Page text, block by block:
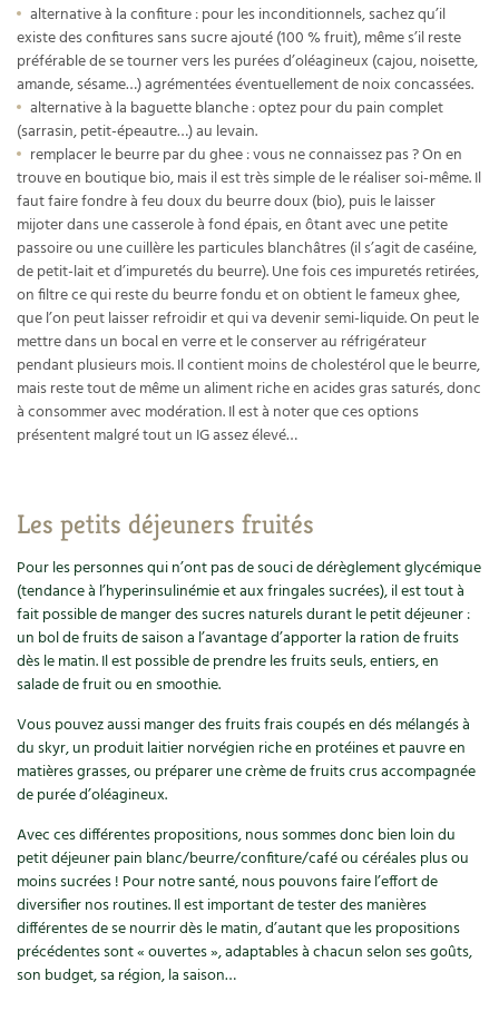
alternative à la confiture : pour les inconditionnels, sachez qu’il
existe des confitures sans sucre ajouté (100 % fruit), même s’il reste
préférable de se tourner vers les purées d’oléagineux (cajou, noisette,
amande, sésame…) agrémentées éventuellement de noix concassées.
alternative à la baguette blanche : optez pour du pain complet
(sarrasin, petit-épeautre…) au levain.
remplacer le beurre par du ghee : vous ne connaissez pas ? On en
trouve en boutique bio, mais il est très simple de le réaliser soi-même. Il
faut faire fondre à feu doux du beurre doux (bio), puis le laisser
mijoter dans une casserole à fond épais, en ôtant avec une petite
passoire ou une cuillère les particules blanchâtres (il s’agit de caséine,
de petit-lait et d’impuretés du beurre). Une fois ces impuretés retirées,
on filtre ce qui reste du beurre fondu et on obtient le fameux ghee,
que l’on peut laisser refroidir et qui va devenir semi-liquide. On peut le
mettre dans un bocal en verre et le conserver au réfrigérateur
pendant plusieurs mois. Il contient moins de cholestérol que le beurre,
mais reste tout de même un aliment riche en acides gras saturés, donc
à consommer avec modération. Il est à noter que ces options
présentent malgré tout un IG assez élevé…
Les petits déjeuners fruités
Pour les personnes qui n’ont pas de souci de dérèglement glycémique
(tendance à l’hyperinsulinémie et aux fringales sucrées), il est tout à
fait possible de manger des sucres naturels durant le petit déjeuner :
un bol de fruits de saison a l’avantage d’apporter la ration de fruits
dès le matin. Il est possible de prendre les fruits seuls, entiers, en
salade de fruit ou en smoothie.
Vous pouvez aussi manger des fruits frais coupés en dés mélangés à
du skyr, un produit laitier norvégien riche en protéines et pauvre en
matières grasses, ou préparer une crème de fruits crus accompagnée
de purée d’oléagineux.
Avec ces différentes propositions, nous sommes donc bien loin du
petit déjeuner pain blanc/beurre/confiture/café ou céréales plus ou
moins sucrées ! Pour notre santé, nous pouvons faire l’effort de
diversifier nos routines. Il est important de tester des manières
différentes de se nourrir dès le matin, d’autant que les propositions
précédentes sont « ouvertes », adaptables à chacun selon ses goûts,
son budget, sa région, la saison…